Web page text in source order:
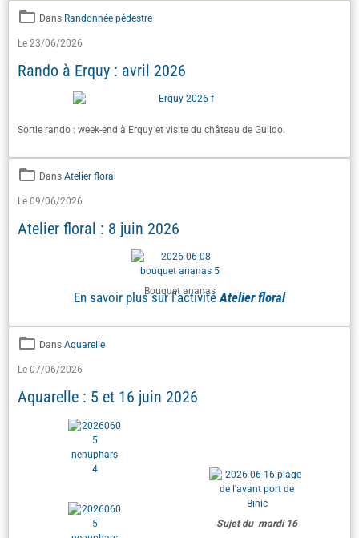
Dans Randonnée pédestre
Le 23/06/2026
Rando à Erquy : avril 2026
Sortie rando : week-end à Erquy et visite du château de Guildo.
Dans Atelier floral
Le 09/06/2026
Atelier floral : 8 juin 2026
Bouquet ananas
En savoir plus sur l'activitéAtelier floral
Dans Aquarelle
Le 07/06/2026
Aquarelle : 5 et 16 juin 2026
Sujet du mardi 16